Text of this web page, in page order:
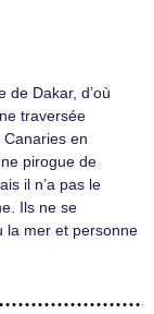
de Dakar, d’où
traversée
en
pirogue de
il n’a pas le
Ils ne se
la mer et personne